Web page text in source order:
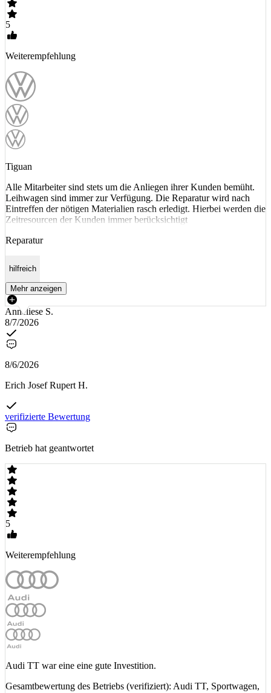
5
Weiterempfehlung
Tiguan
Alle Mitarbeiter sind stets um die Anliegen ihrer Kunden bemüht.
Leihwagen sind immer zur Verfügung. Die Reparatur wird nach
Eintreffen der nötigen Materialien rasch erledigt. Hierbei werden die
Zeitresourcen der Kunden immer berücksichtigt
Reparatur
hilfreich
Mehr anzeigen
Anneliese S.
8/7/2026
8/6/2026
Erich Josef Rupert H.
verifizierte Bewertung
Betrieb hat geantwortet
5
Weiterempfehlung
Audi TT war eine eine gute Investition.
Gesamtbewertung des Betriebs (verifiziert): Audi TT, Sportwagen,